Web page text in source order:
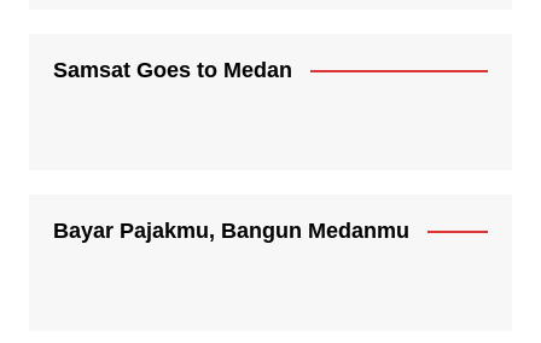
Samsat Goes to Medan
Bayar Pajakmu, Bangun Medanmu